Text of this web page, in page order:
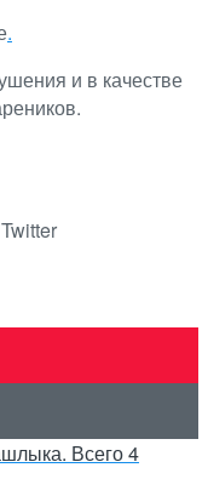
.
и в качестве
Twitter
Всего 4